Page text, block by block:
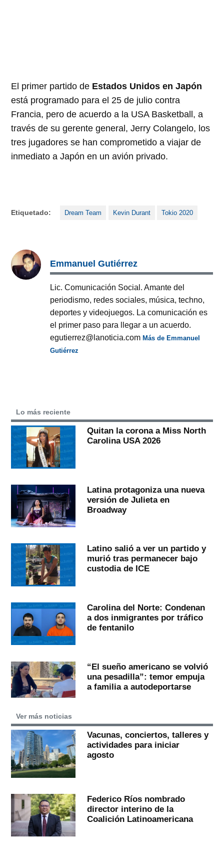
El primer partido de Estados Unidos en Japón
está programado para el 25 de julio contra
Francia, pero de acuerdo a la USA Basketball, a
través de su gerente general, Jerry Colangelo, los
tres jugadores se han comprometido a viajar de
inmediato a Japón en un avión privado.
Etiquetado: Dream Team Kevin Durant Tokio 2020
Emmanuel Gutiérrez
Lic. Comunicación Social. Amante del
periodismo, redes sociales, música, techno,
deportes y videojuegos. La comunicación es
el primer paso para llegar a un acuerdo.
egutierrez@lanoticia.comMás de Emmanuel
Gutiérrez
Lo más reciente
Quitan la corona a Miss North
Carolina USA 2026
Latina protagoniza una nueva
versión de Julieta en
Broadway
Latino salió a ver un partido y
murió tras permanecer bajo
custodia de ICE
Carolina del Norte: Condenan
a dos inmigrantes por tráfico
de fentanilo
“El sueño americano se volvió
una pesadilla”: temor empuja
a familia a autodeportarse
Ver más noticias
Vacunas, conciertos, talleres y
actividades para iniciar
agosto
Federico Ríos nombrado
director interino de la
Coalición Latinoamericana